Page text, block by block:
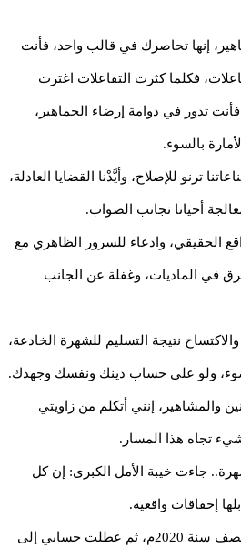
إنها تحاصرك في قالب واحد، فأنت
فكلما كثرت التفاعلات اغترت
تدور في دوامة إرضاء الجماهير،
بالسوء.
ترنو للإصلاح، وأيَّدْنا القضايا العادلة،
أحيانا تجانب الصواب.
الحقيقي، وادعاء للسرور الظاهري مع
في الماديات، وغفلة عن الجانب
نتيجة التسليم للشهرة الخادعة،
ولو على حساب دينك ونفسك وجهدك.
والمشاهير، إنني أتكلم من زاويتي
تجاه هذا المسار.
جاءت خيبة الأمل الكبرى: إن كل
إخفاقات واقعية.
آخر تدوينة كتبتها كانت في منتصف سنة 2020م، ثم عطلت حسابي إلى